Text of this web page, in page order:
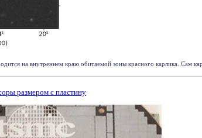
на внутреннем краю обитаемой зоны красного карлика. Сам
размером с пластину